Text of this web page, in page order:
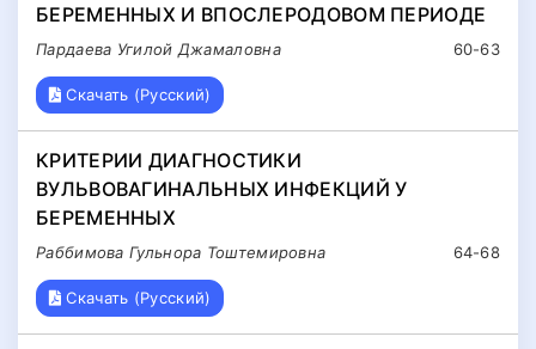
БЕРЕМЕННЫХ И ВПОСЛЕРОДОВОМ ПЕРИОДЕ
60-63
Пардаева Угилой Джамаловна
Скачать (Русский)
КРИТЕРИИ ДИАГНОСТИКИ
ВУЛЬВОВАГИНАЛЬНЫХ ИНФЕКЦИЙ У
БЕРЕМЕННЫХ
64-68
Раббимова Гульнора Тоштемировна
Скачать (Русский)